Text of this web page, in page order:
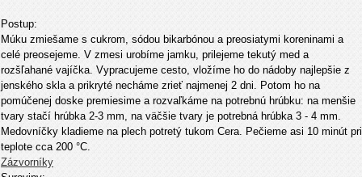
Postup:
Múku zmiešame s cukrom, sódou bikarbónou a preosiatymi koreninami a
celé preosejeme. V zmesi urobíme jamku, prilejeme tekutý med a
rozšľahané vajíčka. Vypracujeme cesto, vložíme ho do nádoby najlepšie z
jenského skla a prikryté necháme zrieť najmenej 2 dni. Potom ho na
pomúčenej doske premiesime a rozvaľkáme na potrebnú hrúbku: na menšie
tvary stačí hrúbka 2-3 mm, na väčšie tvary je potrebná hrúbka 3 - 4 mm.
Medovníčky kladieme na plech potretý tukom Cera. Pečieme asi 10 minút pri
teplote cca 200 °C.
Zázvorníky